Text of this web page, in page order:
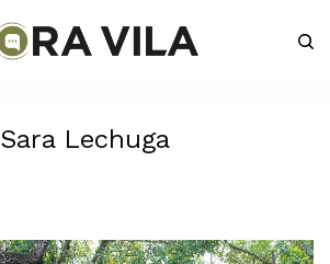
Sara Lechuga